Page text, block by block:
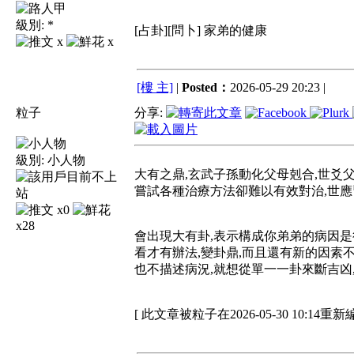
級別: *
x
x
[占卦][問卜] 家弟的健康
[樓 主] | Posted： 2026-05-29 20:23 |
粒子
級別: 小人物
x0
x28
分享:
大有之鼎,玄武子孫動化父母剋合,世爻
嘗試各種治療方法卻難以有效對治,世
會出現大有卦,表示構成你弟弟的病因
看才有辦法,變卦鼎,而且還有新的因素
也不描述病況,就想從單一一卦來斷吉
[ 此文章被粒子在2026-05-30 10:14重新